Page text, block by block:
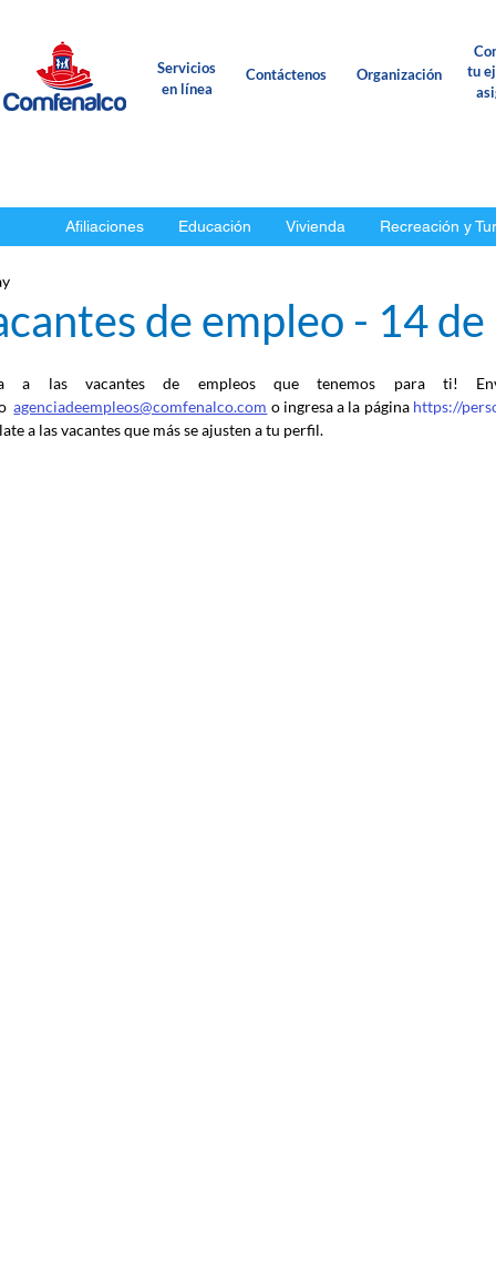
Servicios
en línea
Contáctenos Organización
tu
Afiliaciones Educación Vivienda Recreación y
de empleo - 14
a las vacantes de empleos que tenemos para ti!
agenciadeempleos@comfenalco.com o ingresa a la página https://
a las vacantes que más se ajusten a tu perfil.